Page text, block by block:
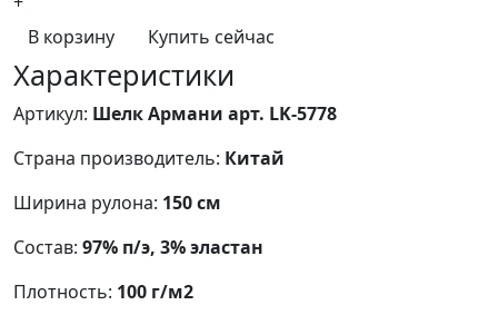
В корзину
Купить сейчас
Характеристики
Артикул: Шелк Армани арт. LK-5778
Страна производитель: Китай
Ширина рулона: 150 см
Состав: 97% п/э, 3% эластан
Плотность: 100 г/м2